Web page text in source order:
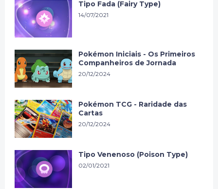
Tipo Fada (Fairy Type)
14/07/2021
Pokémon Iniciais - Os Primeiros
Companheiros de Jornada
20/12/2024
Pokémon TCG - Raridade das
Cartas
20/12/2024
Tipo Venenoso (Poison Type)
02/01/2021